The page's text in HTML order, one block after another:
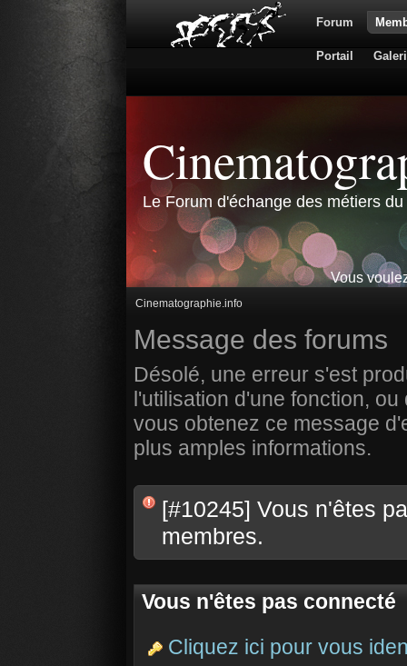
Forum
Portail
Le Forum d'échange des métiers
Vous
Cinematographie.info
Message des forums
Désolé, une erreur s'est
l'utilisation d'une fonction,
vous obtenez ce message
plus amples informations.
[#10245] Vous n'êtes
membres.
Vous n'êtes pas connecté
Cliquez ici pour vous